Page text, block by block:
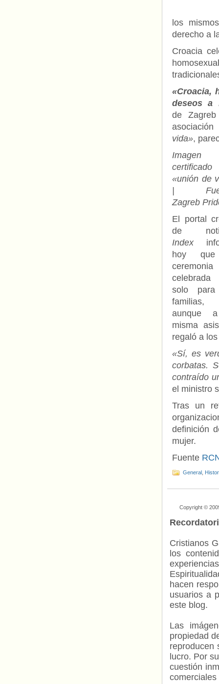
los
derecho a
Croacia
«Croacia,
deseos a
de
vida»,
Imagen
«unión de
|
Zagreb
El portal
de
Index
hoy
ceremonia
solo
familias,
aunque
misma
regaló a
«Sí, es
corbatas.
contraído
el ministro
Tras un
definición
mujer.
Fuente
General
Copyright ©
Cristianos
los
hacen
usuarios a
este blog.
Las
propiedad
reproducen
lucro. Por
cuestión